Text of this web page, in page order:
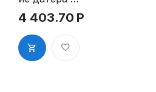
полем для
текста
69х50 мм,
на
автоматиче
4 403.70 Р